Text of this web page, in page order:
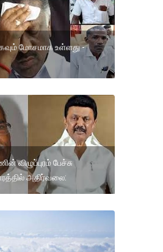
மோசமாக உள்ளது -
விழுப்புரம் பேச்சு
அதிர்வலை: